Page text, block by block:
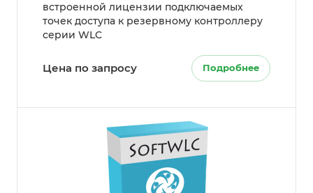
встроенной лицензии подключаемых
точек доступа к резервному контроллеру
серии WLC
Цена по запросу Подробнее